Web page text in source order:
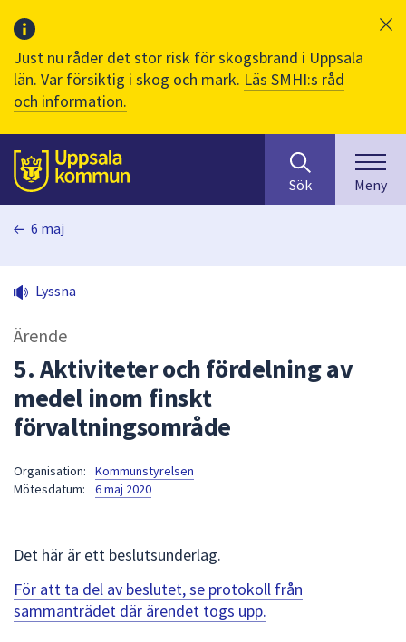
Just nu råder det stor risk för skogsbrand i Uppsala
län. Var försiktig i skog och mark. Läs SMHI:s råd
och information.
Till sidans
huvudinnehåll
efter
innehåll
på
sökfältet
kommer
att
navigera
mellan
Sök Meny
6 maj
Lyssna
Ärende
5. Aktiviteter och fördelning av
medel inom finskt
förvaltningsområde
Organisation:
Kommunstyrelsen
Mötesdatum:
6 maj 2020
Det här är ett beslutsunderlag.
För att ta del av beslutet, se protokoll från
sammanträdet där ärendet togs upp.